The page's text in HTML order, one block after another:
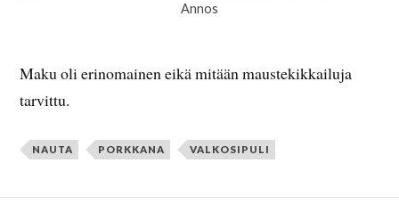
Annos
Maku oli erinomainen eikä mitään maustekikkailuja
tarvittu.
NAUTA PORKKANA VALKOSIPULI